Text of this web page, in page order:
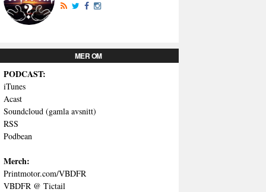
MER OM
PODCAST:
iTunes
Acast
Soundcloud (gamla avsnitt)
RSS
Podbean
Merch:
Printmotor.com/VBDFR
VBDFR @ Tictail